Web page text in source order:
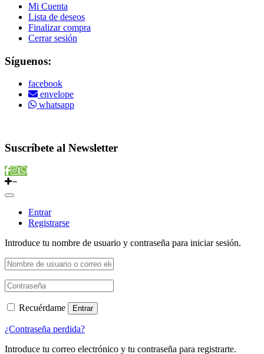
Mi Cuenta
Lista de deseos
Finalizar compra
Cerrar sesión
Síguenos:
facebook
envelope
whatsapp
Suscríbete al Newsletter
Entrar
Registrarse
Introduce tu nombre de usuario y contraseña para iniciar sesión.
Recuérdame Entrar
¿Contraseña perdida?
Introduce tu correo electrónico y tu contraseña para registrarte.